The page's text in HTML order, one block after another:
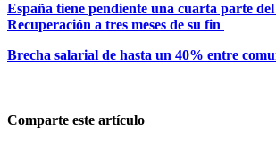
España tiene pendiente una cuarta parte
Recuperación a tres meses de su fin
Brecha salarial de hasta un 40% entre
Comparte este artículo